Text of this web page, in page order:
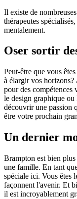
Il existe de
thérapeutes
mentalement.
Oser sortir
Peut-être que vous
à élargir vos
pour des compétences
le design graphique
découvrir une passion
être votre prochain
Un dernier
Brampton est bien
une famille. En tant
spéciale ici. Vous êtes
façonnent l'avenir. Et
il est incroyablement